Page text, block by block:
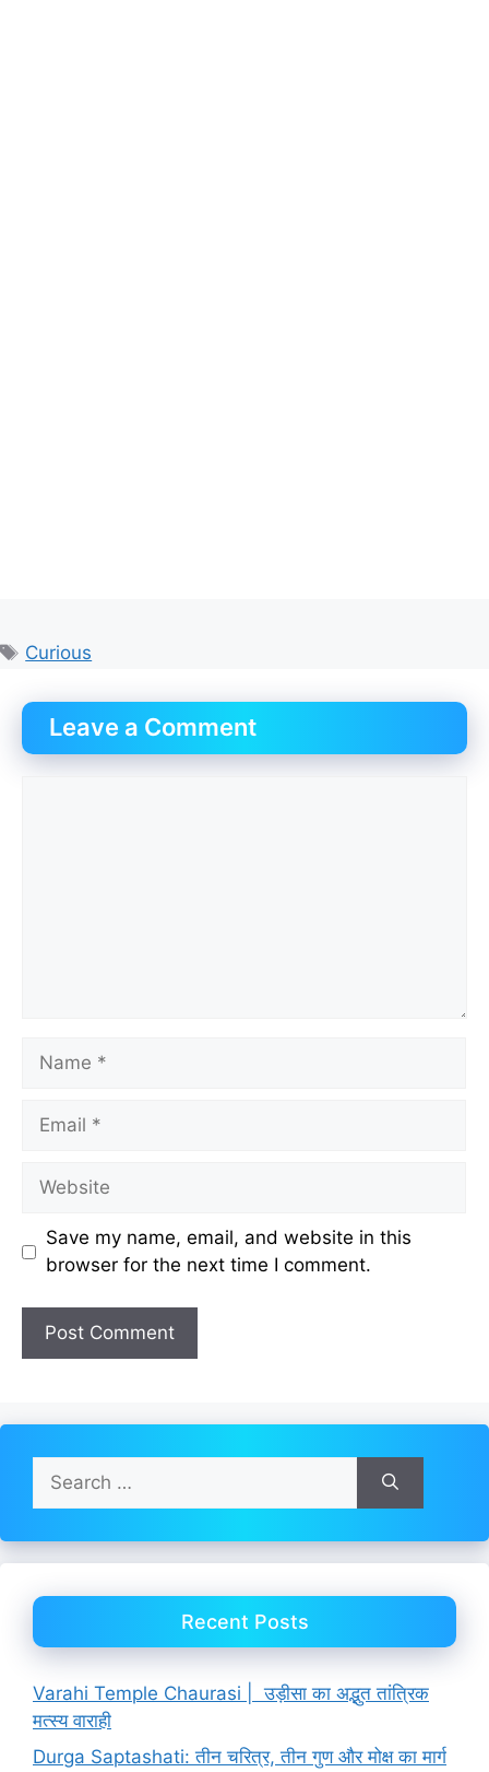
Tags
Curious
Leave a Comment
Name
Email
Website
Save my name, email, and website in this
browser for the next time I comment.
for:
Recent Posts
Varahi Temple Chaurasi | उड़ीसा का अद्भुत तांत्रिक
मत्स्य वाराही
Durga Saptashati: तीन चरित्र, तीन गुण और मोक्ष का मार्ग